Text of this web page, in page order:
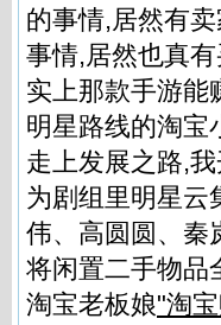
的事情,居然有
事情,居然也真
实上那款手游能
明星路线的淘宝
走上发展之路,
为剧组里明星
伟、高圆圆、
将闲置二手物品
淘宝老板娘"淘